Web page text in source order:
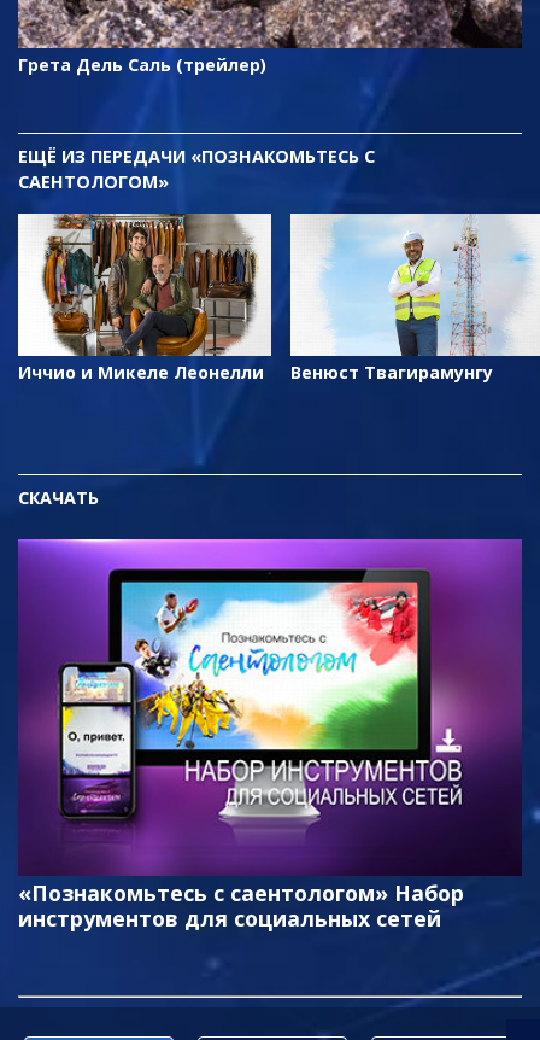
Грета Дель Саль (трейлер)
ЕЩЁ ИЗ ПЕРЕДАЧИ «ПОЗНАКОМЬТЕСЬ С
САЕНТОЛОГОМ»
Иччио и Микеле Леонелли Венюст Твагирамунгу
СКАЧАТЬ
«Познакомьтесь с саентологом» Набор
инструментов для социальных сетей